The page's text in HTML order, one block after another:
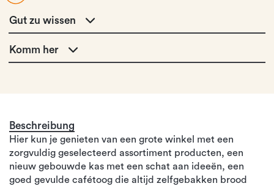
Gut zu wissen
Komm her
Beschreibung
Hier kun je genieten van een grote winkel met een
zorgvuldig geselecteerd assortiment producten, een
nieuw gebouwde kas met een schat aan ideeën, een
goed gevulde cafétoog die altijd zelfgebakken brood